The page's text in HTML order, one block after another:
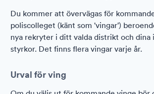
Du kommer att övervägas för
poliscolleget (känt som 'vingar')
nya rekryter i ditt valda distrikt och dina
styrkor. Det finns flera vingar varje år.
Urval för ving